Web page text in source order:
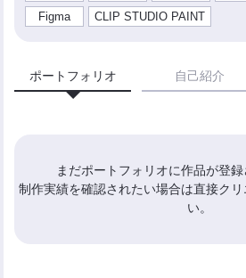
Figma
CLIP STUDIO PAINT
ポートフォリオ 自己紹介
まだポートフォリオに作品が登録
制作実績を確認されたい場合は直接ク
い。